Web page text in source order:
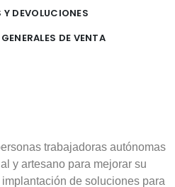
DEVOLUCIONES
DE VENTA
trabajadoras autónomas
y artesano para mejorar su
de soluciones para